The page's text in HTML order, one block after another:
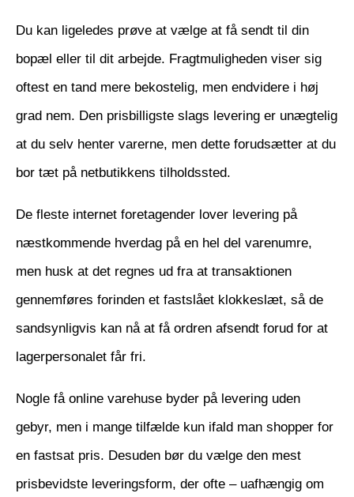
Du kan ligeledes prøve at vælge at få sendt til din
bopæl eller til dit arbejde. Fragtmuligheden viser sig
oftest en tand mere bekostelig, men endvidere i høj
grad nem. Den prisbilligste slags levering er unægtelig
at du selv henter varerne, men dette forudsætter at du
bor tæt på netbutikkens tilholdssted.
De fleste internet foretagender lover levering på
næstkommende hverdag på en hel del varenumre,
men husk at det regnes ud fra at transaktionen
gennemføres forinden et fastslået klokkeslæt, så de
sandsynligvis kan nå at få ordren afsendt forud for at
lagerpersonalet får fri.
Nogle få online varehuse byder på levering uden
gebyr, men i mange tilfælde kun ifald man shopper for
en fastsat pris. Desuden bør du vælge den mest
prisbevidste leveringsform, der ofte – uafhængig om